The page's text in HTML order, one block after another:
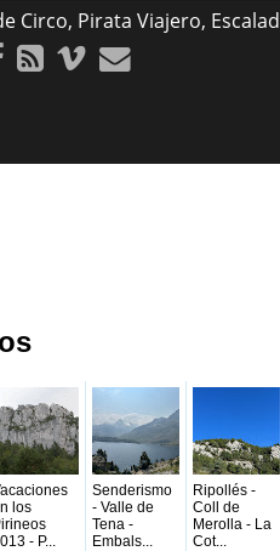
Circo, Pirata Viajero,
los
- P...
Senderismo
- Valle de
Tena -
Embals...
Ripollés -
Coll de
Merolla - La
Cot...